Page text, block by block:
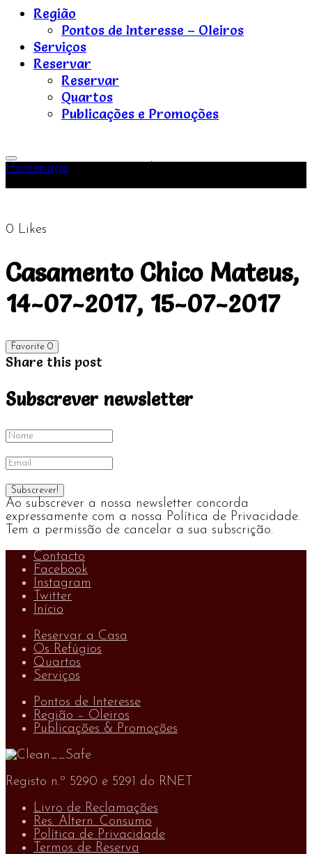
Pinhal
Região
Pontos de Interesse – Oleiros
Serviços
Reservar
Reservar
Quartos
Publicações e Promoções
do
Pinhal
Toggle
Primary
Homepage
0 Likes
Casamento Chico Mateus,
14-07-2017, 15-07-2017
Favorite 0
Share this post
Subscrever newsletter
Ao subscrever a nossa newsletter concorda
expressamente com a nossa Política de Privacidade.
Tem a permissão de cancelar a sua subscrição.
Contacto
Facebook
Instagram
Twitter
Início
Reservar a Casa
Os Refúgios
Quartos
Serviços
Pontos de Interesse
Região – Oleiros
Publicações & Promoções
Registo n.º 5290 e 5291 do RNET
Livro de Reclamações
Res. Altern. Consumo
Política de Privacidade
Termos de Reserva